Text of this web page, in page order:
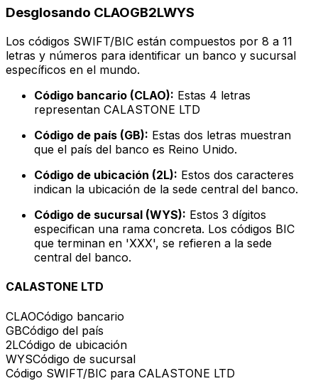
Desglosando CLAOGB2LWYS
Los códigos SWIFT/BIC están compuestos por 8 a 11
letras y números para identificar un banco y sucursal
específicos en el mundo.
Código bancario (CLAO): Estas 4 letras
representan CALASTONE LTD
Código de país (GB): Estas dos letras muestran
que el país del banco es Reino Unido.
Código de ubicación (2L): Estos dos caracteres
indican la ubicación de la sede central del banco.
Código de sucursal (WYS): Estos 3 dígitos
especifican una rama concreta. Los códigos BIC
que terminan en 'XXX', se refieren a la sede
central del banco.
CALASTONE LTD
CLAOCódigo bancario
GBCódigo del país
2LCódigo de ubicación
WYSCódigo de sucursal
Código SWIFT/BIC para CALASTONE LTD